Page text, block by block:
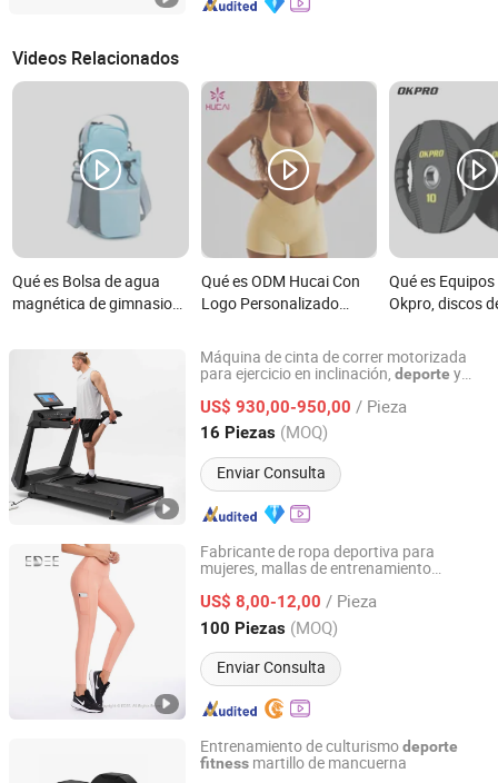
Videos Relacionados
Qué es Bolsa de agua
magnética de gimnasio
almacenamiento para
teléfono deportivo
multifuncional, bolsa
cruzada portátil para
fitness
Qué es ODM Hucai Con
Logo Personalizado
Gimnasio Correr
Sujetador Deportivo con
Cortos de Cintura
Cruzada 2 Piezas
Conjunto de Yoga
Entrenamiento
Qué es
Okpro, discos
levantamiento
placas de peso
Máquina de cinta de correr motorizada
para ejercicio en inclinación, deporte y
US$ 930,00-950,00 / Pieza
16 Piezas (MOQ)
Enviar Consulta
All Universe Fitness Technology (Qingdao) Co., Ltd.
Shandong, China Desde 2022
Fabricante de ropa deportiva para
mujeres, mallas de entrenamiento
US$ 8,00-12,00 / Pieza
100 Piezas (MOQ)
Enviar Consulta
Dongguan Edee Apparel Co., Ltd.
Guangdong, China Desde 2025
Entrenamiento de culturismodeporte
fitness martillo de mancuerna
Taian City Konmeida Fitness Co, Ltd.